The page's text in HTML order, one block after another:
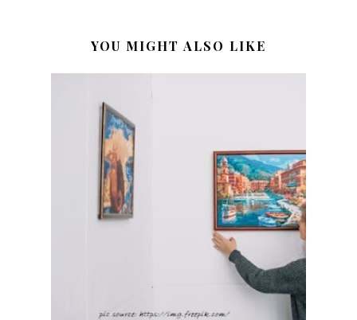
YOU MIGHT ALSO LIKE